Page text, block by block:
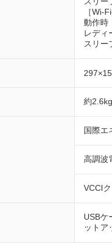
［Wi-
動作時
レディ
スリー
約2.6kg
国際エ
高調波
VCCI
USBケ
ットア